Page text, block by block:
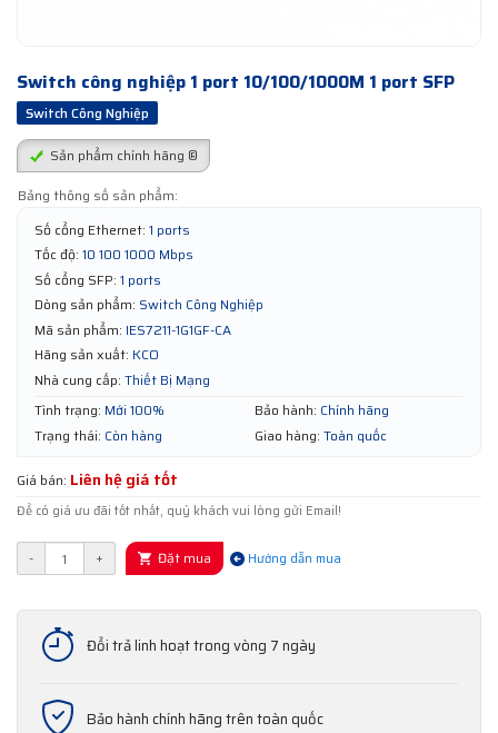
Switch công nghiệp 1 port 10/100/1000M 1 port SFP
Switch Công Nghiệp
Sản phẩm chính hãng ®
Bảng thông số sản phẩm:
Số cổng Ethernet: 1 ports
Tốc độ: 10 100 1000 Mbps
Số cổng SFP: 1 ports
Dòng sản phẩm: Switch Công Nghiệp
Mã sản phẩm: IES7211-1G1GF-CA
Hãng sản xuất: KCO
Nhà cung cấp: Thiết Bị Mạng
Tình trạng: Mới 100% Bảo hành: Chính hãng
Trạng thái: Còn hàng Giao hàng: Toàn quốc
Giá bán: Liên hệ giá tốt
Để có giá ưu đãi tốt nhất, quý khách vui lòng gửi Email!
- + Đặt mua Hướng dẫn mua
Đổi trả linh hoạt trong vòng 7 ngày
Bảo hành chính hãng trên toàn quốc